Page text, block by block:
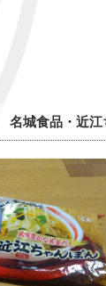
城食品・近江